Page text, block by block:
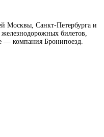
Москвы, Санкт-Петербурга и
билетов,
— компания Бронипоезд.